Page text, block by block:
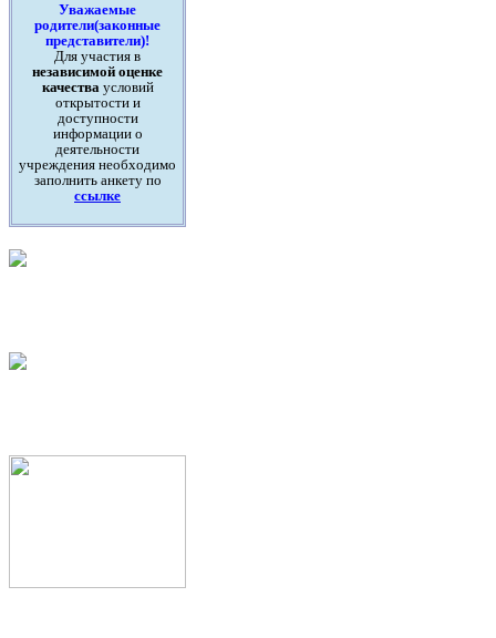
Уважаемые
родители(законные
представители)!
Для участия в
независимой оценке
качестваусловий
открытости и
доступности
информации о
деятельности
учреждения необходимо
заполнить анкету по
ссылке